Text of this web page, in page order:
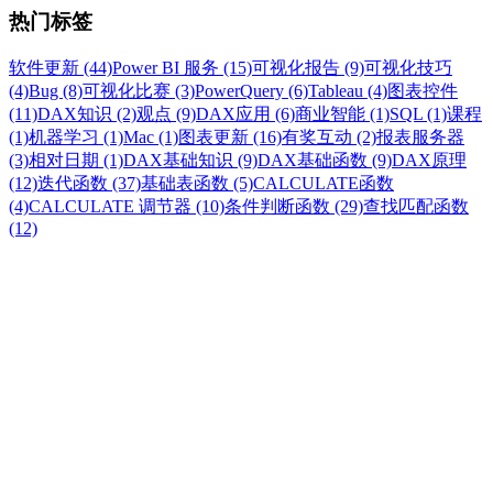
热门标签
软件更新 (44)Power BI 服务 (15)可视化报告 (9)可视化技巧
(4)Bug (8)可视化比赛 (3)PowerQuery (6)Tableau (4)图表控件
(11)DAX知识 (2)观点 (9)DAX应用 (6)商业智能 (1)SQL (1)课程
(1)机器学习 (1)Mac (1)图表更新 (16)有奖互动 (2)报表服务器
(3)相对日期 (1)DAX基础知识 (9)DAX基础函数 (9)DAX原理
(12)迭代函数 (37)基础表函数 (5)CALCULATE函数
(4)CALCULATE 调节器 (10)条件判断函数 (29)查找匹配函数
(12)